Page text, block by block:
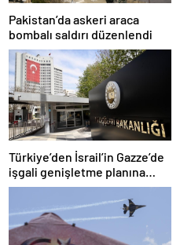
Pakistan’da askeri araca
bombalı saldırı düzenlendi
Türkiye’den İsrail’in Gazze’de
işgali genişletme planına
tepki